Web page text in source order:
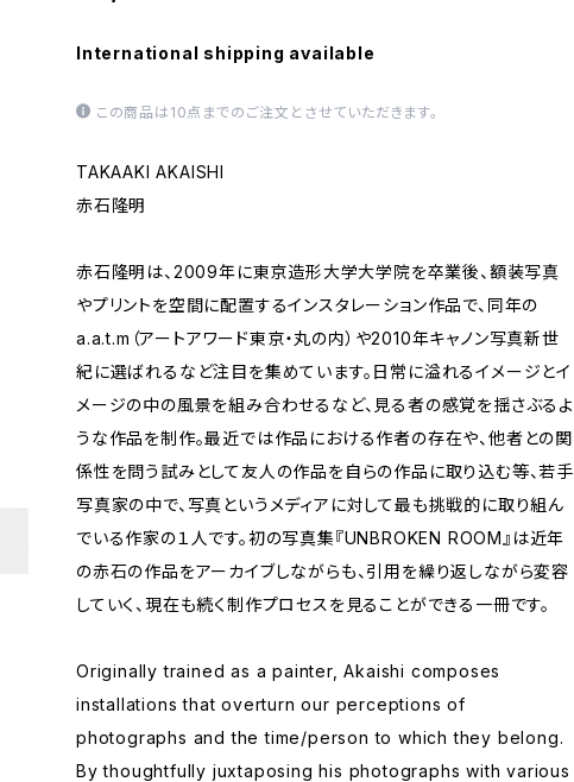
International shipping available
この商品は10点までのご注文とさせていただきます。
TAKAAKI AKAISHI
赤石隆明
赤石隆明は、2009年に東京造形大学大学院を卒業後、額装写真
やプリントを空間に配置するインスタレーション作品で、同年の
a.a.t.m（アートアワード東京・丸の内）や2010年キャノン写真新世
紀に選ばれるなど注目を集めています。日常に溢れるイメージとイ
メージの中の風景を組み合わせるなど、見る者の感覚を揺さぶるよ
うな作品を制作。最近では作品における作者の存在や、他者との関
係性を問う試みとして友人の作品を自らの作品に取り込む等、若手
写真家の中で、写真というメディアに対して最も挑戦的に取り組ん
でいる作家の１人です。初の写真集『UNBROKEN ROOM』は近年
の赤石の作品をアーカイブしながらも、引用を繰り返しながら変容
していく、現在も続く制作プロセスを見ることができる一冊です。
Originally trained as a painter, Akaishi composes
installations that overturn our perceptions of
photographs and the time/person to which they belong.
By thoughtfully juxtaposing his photographs with various